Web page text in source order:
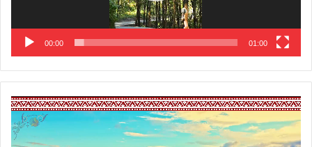
00:00 01:00
Video
Player